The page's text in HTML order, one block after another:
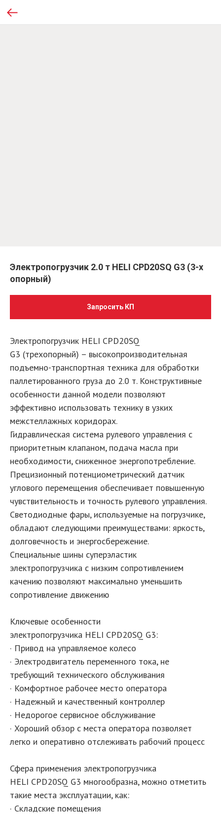
Электропогрузчик 2.0 т HELI CPD20SQ G3 (3-х
опорный)
Запросить КП
Электропогрузчик HELI CPD20SQ
G3 (трехопорный) – высокопроизводительная
подъемно-транспортная техника для обработки
паллетированного груза до 2.0 т. Конструктивные
особенности данной модели позволяют
эффективно использовать технику в узких
межстеллажных коридорах.
Гидравлическая система рулевого управления с
приоритетным клапаном, подача масла при
необходимости, сниженное энергопотребление.
Прецизионный потенциометрический датчик
углового перемещения обеспечивает повышенную
чувствительность и точность рулевого управления.
Светодиодные фары, используемые на погрузчике,
обладают следующими преимуществами: яркость,
долговечность и энергосбережение.
Специальные шины суперэластик
электропогрузчика с низким сопротивлением
качению позволяют максимально уменьшить
сопротивление движению
Ключевые особенности
электропогрузчика HELI CPD20SQ G3:
· Привод на управляемое колесо
· Электродвигатель переменного тока, не
требующий технического обслуживания
· Комфортное рабочее место оператора
· Надежный и качественный контроллер
· Недорогое сервисное обслуживание
· Хороший обзор с места оператора позволяет
легко и оперативно отслеживать рабочий процесс
Сфера применения электропогрузчика
HELI CPD20SQ G3 многообразна, можно отметить
такие места эксплуатации, как:
· Складские помещения